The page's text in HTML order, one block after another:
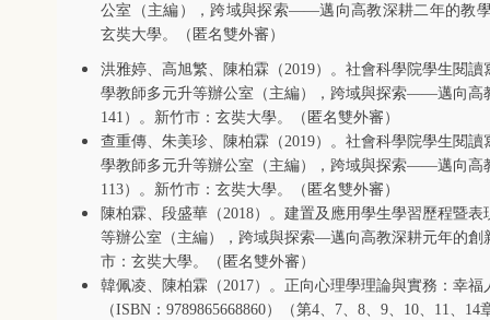
公室（主編），跨域與探索――邁向高教深耕二年的教
玄奘大學。（匿名雙外審）
洪雅婷、高旭繁、陳柏霖（2019）。社會科學院學生閱
學教師多元升等辦公室（主編），跨域與探索――邁向高
141 ）。新竹市：玄奘大學。（匿名雙外審）
查重傳、朱美珍、陳柏霖（2019）。社會科學院學生閱
學教師多元升等辦公室（主編），跨域與探索――邁向高
113）。新竹市：玄奘大學。（匿名雙外審）
陳柏霖、段盛華（2018）。建置及應用學生學習歷程暨
等辦公室（主編），跨域與探索―邁向高教深耕元年的創
市：玄奘大學。（匿名雙外審）
韓佩凌、陳柏霖（2017）。正向心理學理論與實務：幸
（ISBN：9789865668860）（第4、7、8、9、10、11、14